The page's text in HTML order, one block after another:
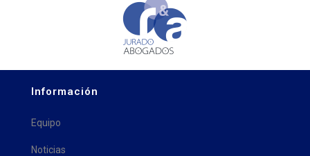
Información
Equipo
Noticias